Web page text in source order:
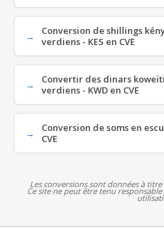
Conversion de shillings
verdiens - KES en CVE
Convertir des dinars
verdiens - KWD en CVE
Conversion de soms en
CVE
Les conversions sont données à
Ce site ne peut être tenu